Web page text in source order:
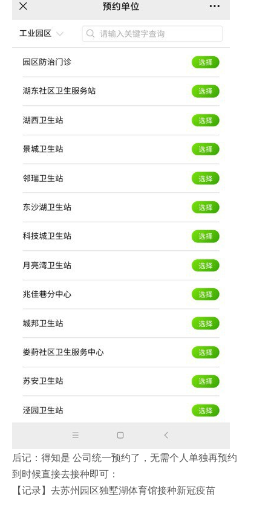
后记：得知是 公司统一预约了，无需个人单独再预约
到时候直接去接种即可：
【记录】去苏州园区独墅湖体育馆接种新冠疫苗